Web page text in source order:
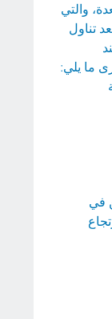
والتي
تناول
ما يلي:
في